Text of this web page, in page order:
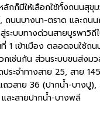
ลักก็มีให้เลือกใช้ทั้งถนนสุขุ
ถนนบางนา-ตราด และถน
ระบบทางด่วนสายบูรพาวิ
1 เข้าเมือง ตลอดจนใช้ถ
เช่นกัน ส่วนระบบขนส่งมว
ระจำทางสาย 25, สาย
วสาย 36 (ปากน้ำ-บางปู),
ละสายปากน้ำ-บางพลี